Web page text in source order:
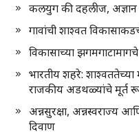
कलयुग की दहलीज, अज्ञान
गावांची शाश्वत
विकासाच्या
भारतीय शहरे:
राजकीय अडथळ्यांचे मूर्त
अन्नसुरक्षा, अन्नस्वराज्य
दिवाण